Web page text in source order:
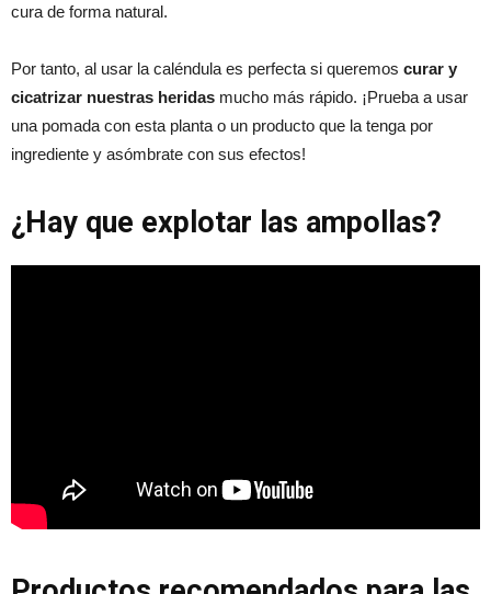
cura de forma natural.
Por tanto, al usar la caléndula es perfecta si queremos curar y
cicatrizar nuestras heridas mucho más rápido. ¡Prueba a usar
una pomada con esta planta o un producto que la tenga por
ingrediente y asómbrate con sus efectos!
¿Hay que explotar las ampollas?